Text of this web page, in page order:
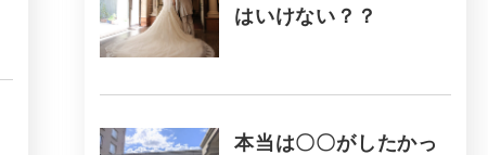
はいけない？？
本当は〇〇がしたかっ